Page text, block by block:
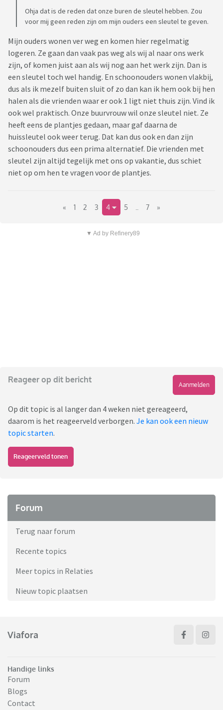
Ohja dat is de reden dat onze buren de sleutel hebben. Zou
voor mij geen reden zijn om mijn ouders een sleutel te geven.
Mijn ouders wonen ver weg en komen hier regelmatig
logeren. Ze gaan dan vaak pas weg als wij al naar ons werk
zijn, of komen juist aan als wij nog aan het werk zijn. Dan is
een sleutel toch wel handig. En schoonouders wonen vlakbij,
dus als ik mezelf buiten sluit of zo dan kan ik hem ook bij hen
halen als die vrienden waar er ook 1 ligt niet thuis zijn. Vind ik
ook wel praktisch. Onze buurvrouw wil onze sleutel niet. Ze
heeft eens de plantjes gedaan, maar gaf daarna de
huissleutel ook weer terug. Dat kan dus ook en dan zijn
schoonouders dus een prima alternatief. Die vrienden met
sleutel zijn altijd tegelijk met ons op vakantie, dus schiet
niet op om hen te vragen voor de plantjes.
« 1 2 3 4 5 7 »
▼ Ad by Refinery89
Reageer op dit bericht
Aanmelden
Op dit topic is al langer dan 4 weken niet gereageerd,
daarom is het reageerveld verborgen. Je kan ook een nieuw
topic starten.
Reageerveld tonen
Forum
Terug naar forum
Recente topics
Meer topics in Relaties
Nieuw topic plaatsen
Viafora
Handige links
Forum
Blogs
Contact